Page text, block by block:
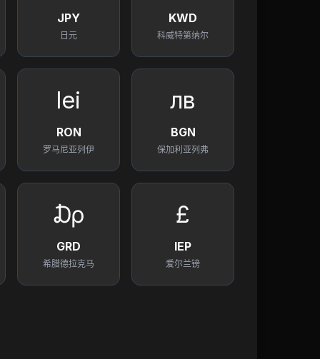
JPY
日元
KWD
科威特第纳尔
lei
RON
罗马尼亚列伊
лв
BGN
保加利亚列弗
₯
GRD
希腊德拉克马
£
IEP
爱尔兰镑